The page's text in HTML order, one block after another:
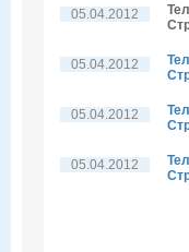
05.04.2012
05.04.2012
05.04.2012
05.04.2012